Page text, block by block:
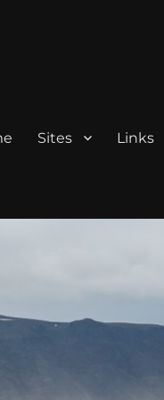
Sites Links